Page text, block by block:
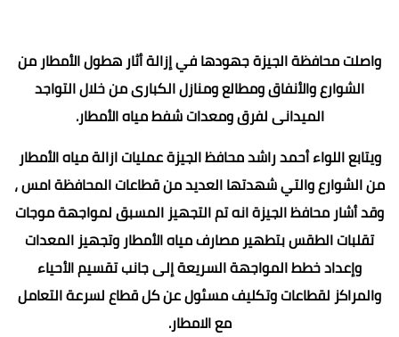
واصلت محافظة الجيزة جهودها في إزالة أثار هطول الأمطار من
الشوارع والأنفاق ومطالع ومنازل الكبارى من خلال التواجد
الميدانى لفرق ومعدات شفط مياه الأمطار.
ويتابع اللواء أحمد راشد محافظ الجيزة عمليات ازالة مياه الأمطار
من الشوارع والتي شهدتها العديد من قطاعات المحافظة امس ،
وقد أشار محافظ الجيزة انه تم التجهيز المسبق لمواجهة موجات
تقلبات الطقس بتطهير مصارف مياه الأمطار وتجهيز المعدات
وإعداد خطط المواجهة السريعة إلى جانب تقسيم الأحياء
والمراكز لقطاعات وتكليف مسئول عن كل قطاع لسرعة التعامل
مع الامطار.